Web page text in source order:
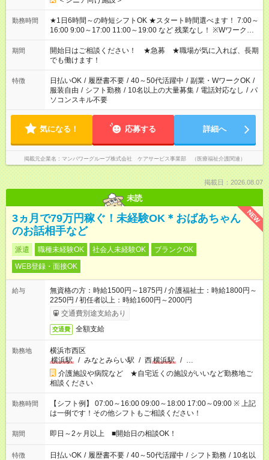
勤務時間
★1日6時間～の時短シフトOK ★スタート時間選べます！ 7:00～
16:00 9:00～17:00 11:00～19:00 など 残業なし！ ※Wワークの
場合、他のお仕事と合わせ週40時間超の就業はご案内できませ
ん ※法令に基づき、週20時間以上勤務は社会保険への加入対象
となります ※労働者派遣法（日雇い派遣の原則禁止）により、
短時間・短期間の就業はご案内が難しい場合があります
期間
開始日はご相談ください！ ★急募 ★職場が気に入れば、長期
でも働けます！
特徴 日払いOK / 履歴書不要 / 40～50代活躍中 / 副業・WワークOK /
服装自由 / シフト勤務 / 10名以上の大量募集 / 電話対応なし / パ
ソコンスキル不要
気になる！ 応募する 詳細へ
掲載元企業名 マンパワーグループ株式会社 ケアサービス事業部 （医療福祉介護関連）
掲載日：2026.08.07
未読
NEW
3ヵ月で79万円稼ぐ！未経験OK＊おばあちゃん
のお話相手など
派遣 職種未経験OK 社会人未経験OK
ブランクOK
WEB登録・面接OK
給与
無資格の方：時給1500円～1875円 / 介護福祉士：時給1800円～
2250円 / 初任者以上：時給1600円～2000円
交通費別途支給あり
交通費 全額支給
勤務地
横浜市西区
横浜駅
/ みなとみらい駅 / 西横浜駅 / …
介護施設や病院など ★自宅近くの施設がいいなど勤務地ご
相談ください
勤務時間
【シフト例】 07:00～16:00 09:00～18:00 17:00～09:00 ※ 上記
は一例です！その他シフトもご相談ください！
期間 即日～2ヶ月以上 ■開始日の相談OK！
特徴 日払いOK / 履歴書不要 / 40～50代活躍中 / シフト勤務 / 10名以